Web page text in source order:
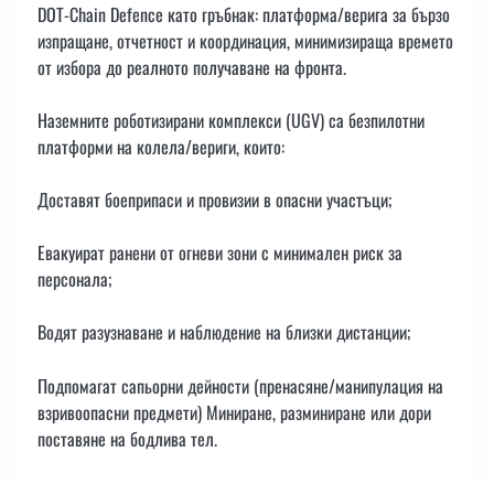
DOT-Chain Defence като гръбнак: платформа/верига за бързо
изпращане, отчетност и координация, минимизираща времето
от избора до реалното получаване на фронта.
Наземните роботизирани комплекси (UGV) са безпилотни
платформи на колела/вериги, които:
Доставят боеприпаси и провизии в опасни участъци;
Евакуират ранени от огневи зони с минимален риск за
персонала;
Водят разузнаване и наблюдение на близки дистанции;
Подпомагат сапьорни дейности (пренасяне/манипулация на
взривоопасни предмети) Миниране, разминиране или дори
поставяне на бодлива тел.